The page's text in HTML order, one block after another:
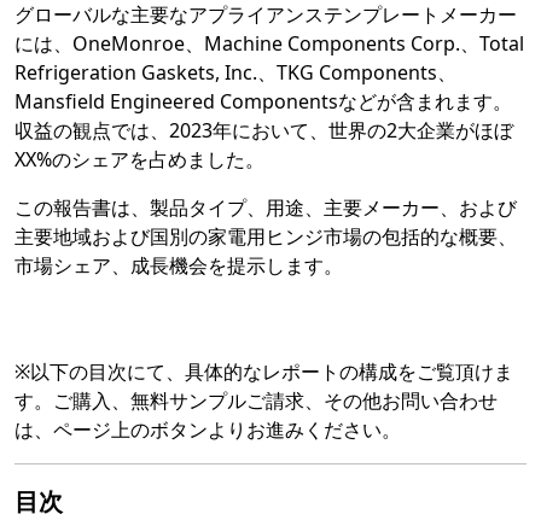
グローバルな主要なアプライアンステンプレートメーカー
には、OneMonroe、Machine Components Corp.、Total
Refrigeration Gaskets, Inc.、TKG Components、
Mansfield Engineered Componentsなどが含まれます。
収益の観点では、2023年において、世界の2大企業がほぼ
XX%のシェアを占めました。
この報告書は、製品タイプ、用途、主要メーカー、および
主要地域および国別の家電用ヒンジ市場の包括的な概要、
市場シェア、成長機会を提示します。
※以下の目次にて、具体的なレポートの構成をご覧頂けま
す。ご購入、無料サンプルご請求、その他お問い合わせ
は、ページ上のボタンよりお進みください。
目次